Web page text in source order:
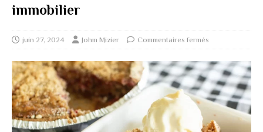
immobilier
juin 27, 2024 Johm Mizier Commentaires fermés